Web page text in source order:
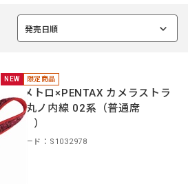
発売日順
選
NEW 限定商品
東京メトロ×PENTAX カメラストラ
ップ 丸ノ内線 02系（普通席
（赤））
商品コード：S1032978